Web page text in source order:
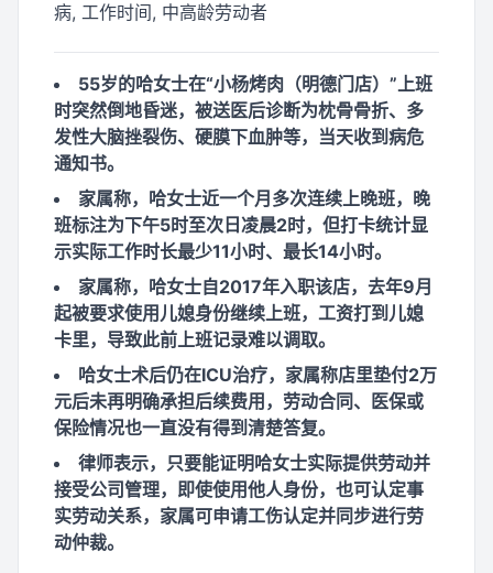
病, 工作时间, 中高龄劳动者
55岁的哈女士在“小杨烤肉（明德门店）”上班
时突然倒地昏迷，被送医后诊断为枕骨骨折、多
发性大脑挫裂伤、硬膜下血肿等，当天收到病危
通知书。
家属称，哈女士近一个月多次连续上晚班，晚
班标注为下午5时至次日凌晨2时，但打卡统计显
示实际工作时长最少11小时、最长14小时。
家属称，哈女士自2017年入职该店，去年9月
起被要求使用儿媳身份继续上班，工资打到儿媳
卡里，导致此前上班记录难以调取。
哈女士术后仍在ICU治疗，家属称店里垫付2万
元后未再明确承担后续费用，劳动合同、医保或
保险情况也一直没有得到清楚答复。
律师表示，只要能证明哈女士实际提供劳动并
接受公司管理，即使使用他人身份，也可认定事
实劳动关系，家属可申请工伤认定并同步进行劳
动仲裁。